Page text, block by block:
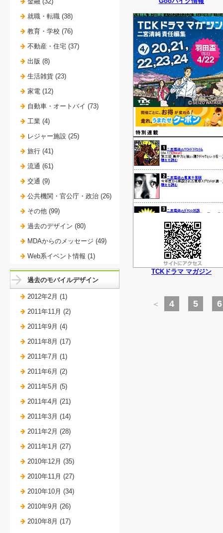
TCKドラマ マガジン
＜ 4 5 6
就職・転職 (38)
教育・学校 (76)
不動産・住宅 (37)
出版 (8)
生活雑貨 (23)
家電 (12)
自動車・オートバイ (73)
工業 (4)
レジャー施設 (25)
旅行 (41)
流通 (61)
交通 (9)
公共機関・官公庁・政治 (26)
その他 (99)
過去のデザイン (80)
MDAからのメッセージ (49)
Web系イベント情報 (1)
過去のモバイルデザイン
2012年2月 (1)
2011年11月 (2)
2011年9月 (4)
2011年8月 (17)
2011年7月 (1)
2011年6月 (2)
2011年5月 (5)
2011年4月 (21)
2011年3月 (14)
2011年2月 (28)
2011年1月 (27)
2010年12月 (35)
2010年11月 (27)
2010年10月 (34)
2010年9月 (26)
2010年8月 (17)